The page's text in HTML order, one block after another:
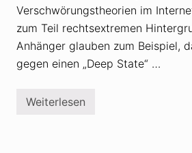
h
w
ö
r
u
n
t
Verschwörungstheorien im
zum Teil rechtsextremen
Anhänger glauben zum Beispiel,
gegen einen „Deep State“ …
Q
Weiterlesen